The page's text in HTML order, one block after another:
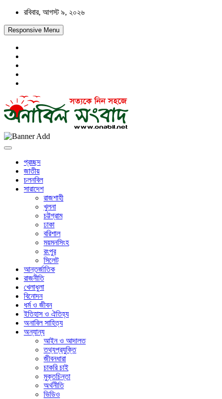
Skip
content
রবিবার, আগস্ট ৯, ২০২৬
Responsive Menu
অনাবিল সংবাদ
প্রচ্ছদ
জাতীয়
চলনবিল
সারাদেশ
রাজশাহী
খুলনা
চট্টগ্রাম
ঢাকা
বরিশাল
ময়মনসিংহ
রংপুর
সিলেট
আন্তর্জাতিক
রাজনীতি
খেলাধুলা
বিনোদন
ধর্ম ও জীবন
ইতিহাস ও ঐতিহ্য
অনাবিল সাহিত্য
অন্যান্য
আইন ও আদালত
তথ্যপ্রযুক্তি
জীবনধারা
চাকরি চাই
মুক্তচিন্তা
অর্থনীতি
ভিডিও